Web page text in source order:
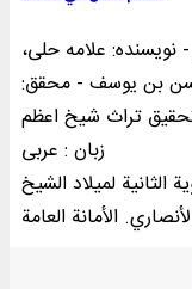
علامه حلی،
بن یوسف - محقق:
تراث شیخ اعظم
زبان : عربی
الثانية لميلاد الشيخ
الأمانة العامة